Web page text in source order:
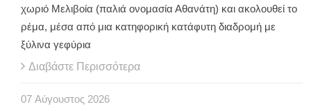
χωριό Μελιβοία (παλιά ονομασία Αθανάτη) και ακολουθεί το
ρέμα, μέσα από μια κατηφορική κατάφυτη διαδρομή με
ξύλινα γεφύρια
Διαβάστε Περισσότερα
07 Αύγουστος 2026